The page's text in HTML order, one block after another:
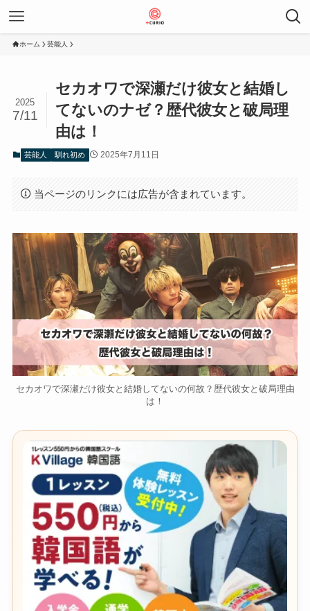
ホーム 芸能人
セカオワで深瀬だけ彼女と結婚し
てないのナゼ？歴代彼女と破局理
由は！
2025
7/11
芸能人 馴れ初め 2025年7月11日
当ページのリンクには広告が含まれています。
セカオワで深瀬だけ彼女と結婚してないの何故？歴代彼女と破局理由
は！